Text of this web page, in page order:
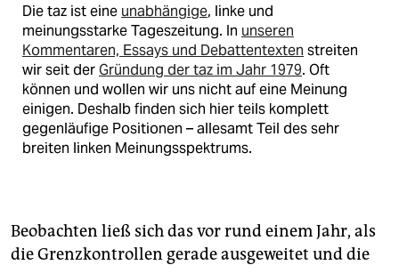
Die taz ist eine unabhängige, linke und
meinungsstarke Tageszeitung. In unseren
Kommentaren, Essays und Debattentexten streiten
wir seit derGründung der taz im Jahr 1979. Oft
können und wollen wir uns nicht auf eine Meinung
einigen. Deshalb finden sich hier teils komplett
gegenläufige Positionen – allesamt Teil des sehr
breiten linken Meinungsspektrums.
Beobachten ließ sich das vor rund einem Jahr, als
die Grenzkontrollen gerade ausgeweitet und die